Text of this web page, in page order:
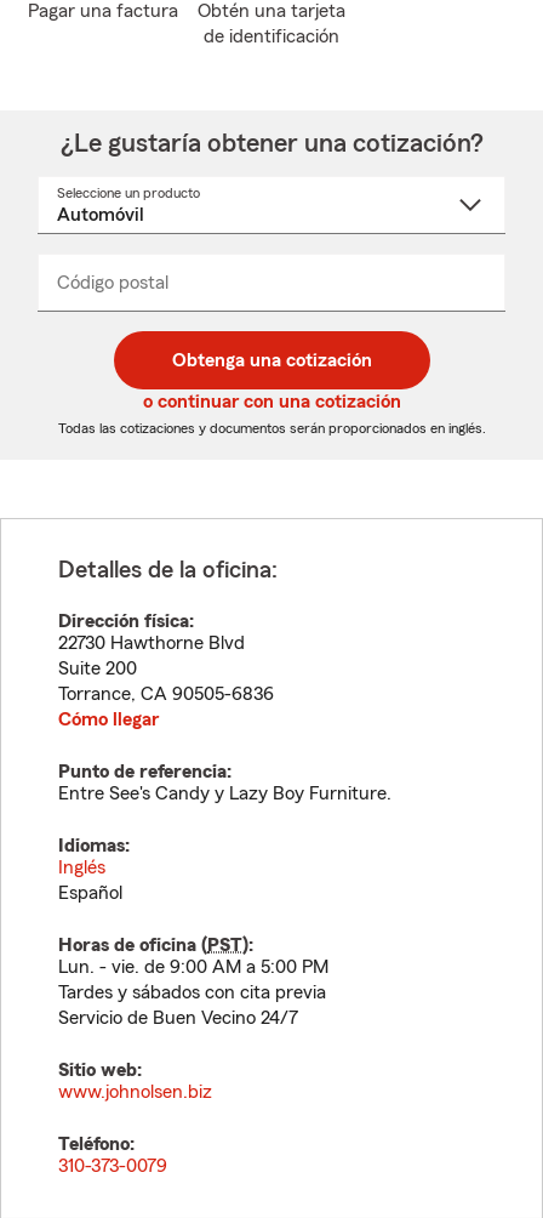
Pagar una factura
Obtén una tarjeta
de identificación
¿Le gustaría obtener una cotización?
Seleccione un producto
desplegable
Código postal
de
5
dígitos
de
5
dígitos
_____
Obtenga una cotización
o continuar con una cotización
Todas las cotizaciones y documentos serán proporcionados en inglés.
Detalles de la oficina:
Dirección física:
22730 Hawthorne Blvd
Suite 200
Torrance, CA 90505-6836
Cómo llegar
Punto de referencia:
Entre See's Candy y Lazy Boy Furniture.
Idiomas:
Inglés
Español
Horas de oficina (PST):
Lun. - vie. de 9:00 AM a 5:00 PM
Tardes y sábados con cita previa
Servicio de Buen Vecino 24/7
Sitio web:
www.johnolsen.biz
Teléfono:
310-373-0079